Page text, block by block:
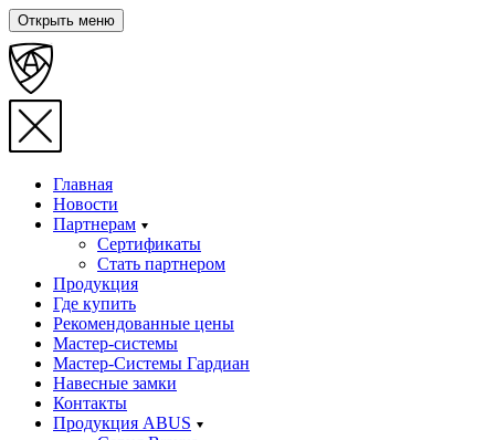
Открыть меню
Главная
Новости
Партнерам
Сертификаты
Стать партнером
Продукция
Где купить
Рекомендованные цены
Мастер-системы
Мастер-Системы Гардиан
Навесные замки
Контакты
Продукция ABUS